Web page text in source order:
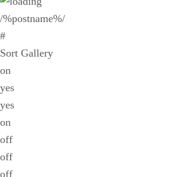
/%postname%/
#
Sort Gallery
on
yes
yes
on
off
off
off